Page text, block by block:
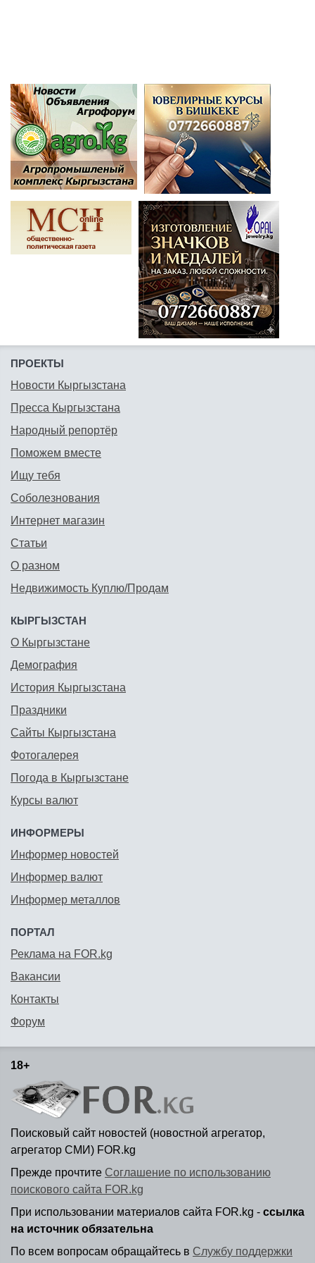
ПРОЕКТЫ
Новости Кыргызстана
Пресса Кыргызстана
Народный репортёр
Поможем вместе
Ищу тебя
Соболезнования
Интернет магазин
Статьи
О разном
Недвижимость Куплю/Продам
КЫРГЫЗСТАН
О Кыргызстане
Демография
История Кыргызстана
Праздники
Сайты Кыргызстана
Фотогалерея
Погода в Кыргызстане
Курсы валют
ИНФОРМЕРЫ
Информер новостей
Информер валют
Информер металлов
ПОРТАЛ
Реклама на FOR.kg
Вакансии
Контакты
Форум
18+
Поисковый сайт новостей (новостной агрегатор,
агрегатор СМИ) FOR.kg
Прежде прочтите Соглашение по использованию
поискового сайта FOR.kg
При использовании материалов сайта FOR.kg - ссылка
на источник обязательна
По всем вопросам обращайтесь в Службу поддержки